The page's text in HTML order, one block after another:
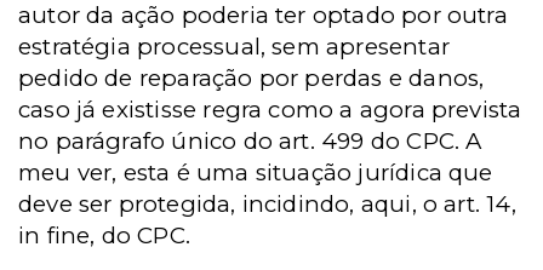
autor da ação poderia ter optado por outra
estratégia processual, sem apresentar
pedido de reparação por perdas e danos,
caso já existisse regra como a agora prevista
no parágrafo único do art. 499 do CPC. A
meu ver, esta é uma situação jurídica que
deve ser protegida, incidindo, aqui, o art. 14,
in fine, do CPC.